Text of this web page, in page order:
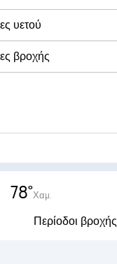
υετού
βροχής
78°Χαμ.
Περίοδοι βροχής